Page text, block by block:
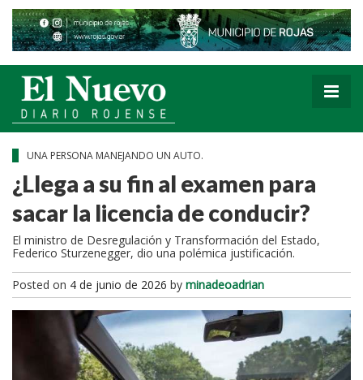
UNA PERSONA MANEJANDO UN AUTO.
¿Llega a su fin al examen para
sacar la licencia de conducir?
El ministro de Desregulación y Transformación del Estado,
Federico Sturzenegger, dio una polémica justificación.
Posted on 4 de junio de 2026 by minadeoadrian